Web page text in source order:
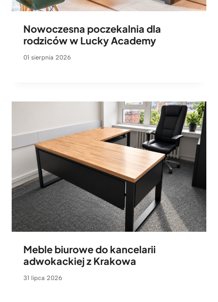
Nowoczesna poczekalnia dla
rodziców w Lucky Academy
01 sierpnia 2026
Meble biurowe do kancelarii
adwokackiej z Krakowa
31 lipca 2026